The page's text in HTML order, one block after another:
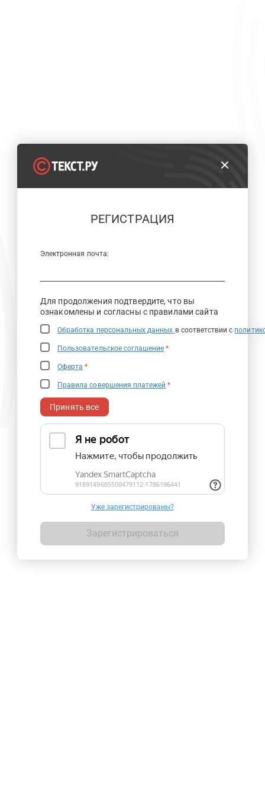
РЕГИСТРАЦИЯ
Электронная почта:
Для продолжения подтвердите, что вы
ознакомлены и согласны с правилами сайта
Обработка персональных данных в соответствии с
Пользовательское соглашение *
Оферта *
Правила совершения платежей *
Принять все
Уже зарегистрированы?
Зарегистрироваться